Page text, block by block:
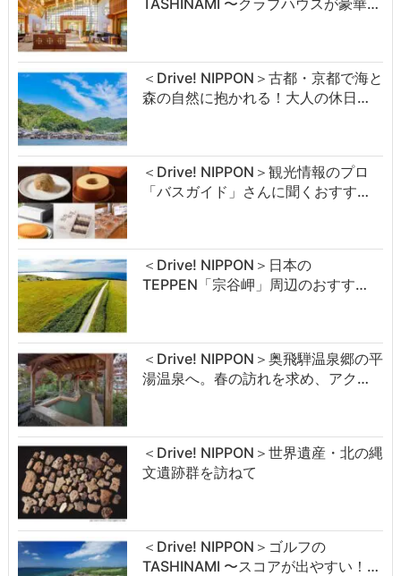
＜Drive! NIPPON＞古都・京都で海と
森の自然に抱かれる！大人の休日…
＜Drive! NIPPON＞観光情報のプロ
「バスガイド」さんに聞くおすす…
＜Drive! NIPPON＞日本の
TEPPEN「宗谷岬」周辺のおすす…
＜Drive! NIPPON＞奥飛騨温泉郷の平
湯温泉へ。春の訪れを求め、アク…
＜Drive! NIPPON＞世界遺産・北の縄
文遺跡群を訪ねて
＜Drive! NIPPON＞ゴルフの
TASHINAMI 〜スコアが出やすい！…